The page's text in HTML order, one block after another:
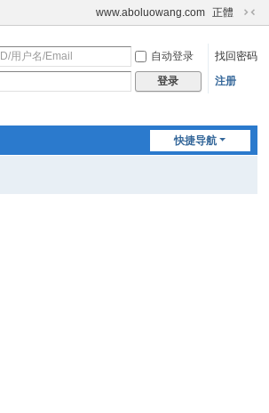
www.aboluowang.com 正體
切
到
自动登录
找回密码
登录 注册
快捷导航